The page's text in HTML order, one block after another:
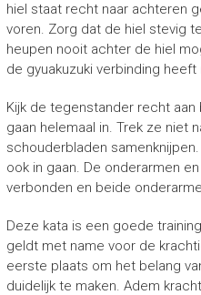
hiel staat recht naar achteren
voren. Zorg dat de hiel stevig
heupen nooit achter de hiel
de gyuakuzuki verbinding
Kijk de tegenstander recht
gaan helemaal in. Trek ze niet
schouderbladen
ook in gaan. De onderarmen
verbonden en beide
Deze kata is een goede
geldt met name voor de
eerste plaats om het belang
duidelijk te maken. Adem